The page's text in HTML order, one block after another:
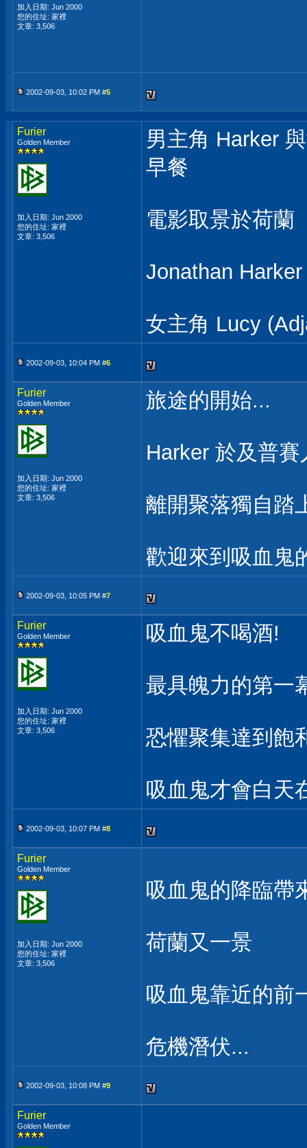
加入日期: Jun 2000
您的住址: 家裡
文章: 3,506
2002-09-03, 10:02 PM #5
Furier
Golden Member
加入日期: Jun 2000
您的住址: 家裡
文章: 3,506
男主角 Harker
早餐
電影取景於荷蘭
Jonathan
女主角 Lucy
2002-09-03, 10:04 PM #6
Furier
Golden Member
加入日期: Jun 2000
您的住址: 家裡
文章: 3,506
旅途的開始...
Harker 於及普
離開聚落獨自踏
歡迎來到吸血鬼
2002-09-03, 10:05 PM #7
Furier
Golden Member
加入日期: Jun 2000
您的住址: 家裡
文章: 3,506
吸血鬼不喝酒!
最具魄力的第一
恐懼聚集達到飽
吸血鬼才會白天
2002-09-03, 10:07 PM #8
Furier
Golden Member
加入日期: Jun 2000
您的住址: 家裡
文章: 3,506
吸血鬼的降臨帶
荷蘭又一景
吸血鬼靠近的前
危機潛伏...
2002-09-03, 10:08 PM #9
Furier
Golden Member